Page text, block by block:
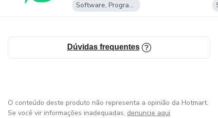
Software, Programas para baixar
Dúvidas frequentes
O conteúdo deste produto não representa a opinião da Hotmart.
Se você vir informações inadequadas, denuncie aqui